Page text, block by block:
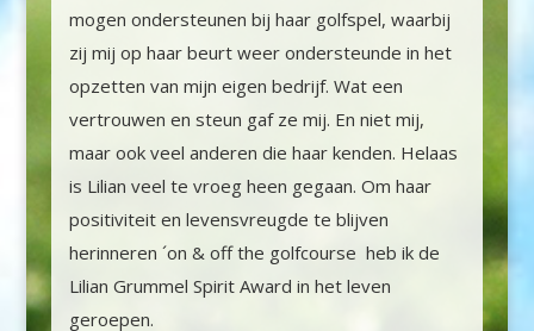
mogen ondersteunen bij haar golfspel, waarbij
zij mij op haar beurt weer ondersteunde in het
opzetten van mijn eigen bedrijf. Wat een
vertrouwen en steun gaf ze mij. En niet mij,
maar ook veel anderen die haar kenden. Helaas
is Lilian veel te vroeg heen gegaan. Om haar
positiviteit en levensvreugde te blijven
herinneren ´on & off the golfcourse heb ik de
Lilian Grummel Spirit Award in het leven
geroepen.